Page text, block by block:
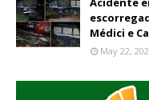
Médici e
May 22,